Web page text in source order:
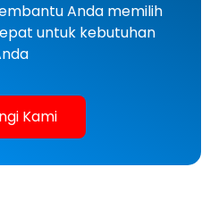
Anda memilih
untuk kebutuhan
Kami